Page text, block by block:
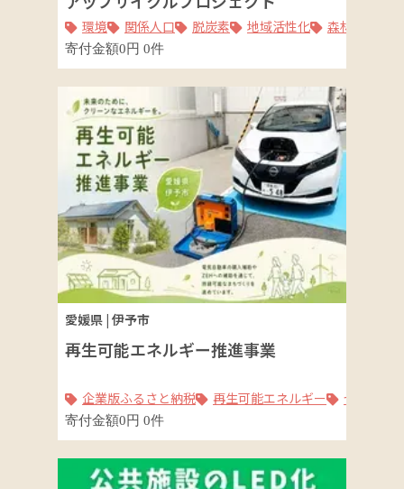
環境 関係人口 脱炭素 地域活性化 森林整備
寄付金額0円 0件
愛媛県 | 伊予市
再生可能エネルギー推進事業
企業版ふるさと納税 再生可能エネルギー ゼロカー
寄付金額0円 0件